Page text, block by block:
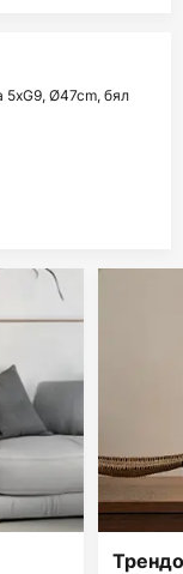
5xG9, Ø47cm, бял